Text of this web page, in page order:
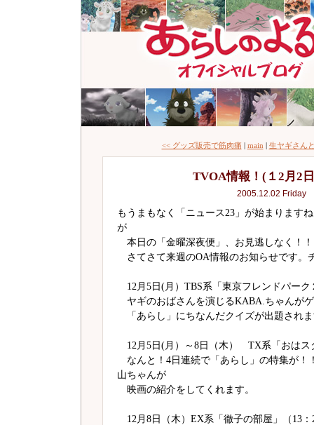
<< グッズ販売で筋肉痛 | main | 生ヤギさん
TVOA情報！(１2月2
2005.12.02 Friday
もうまもなく「ニュース23」が始まります
が
本日の「金曜深夜便」、お見逃しなく！！
さてさて来週のOA情報のお知らせです。
12月5日(月）TBS系「東京フレンドパーク
ヤギのおばさんを演じるKABA.ちゃんが
「あらし」にちなんだクイズが出題され
12月5日(月）～8日（木） TX系「おはス
なんと！4日連続で「あらし」の特集が！
山ちゃんが
映画の紹介をしてくれます。
12月8日（木）EX系「徹子の部屋」（13：